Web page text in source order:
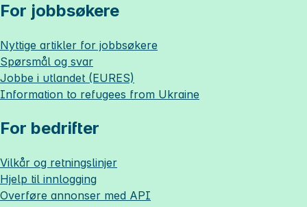
For jobbsøkere
Nyttige artikler for jobbsøkere
Spørsmål og svar
Jobbe i utlandet (EURES)
Information to refugees from Ukraine
For bedrifter
Vilkår og retningslinjer
Hjelp til innlogging
Overføre annonser med API